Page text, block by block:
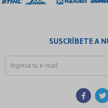
SUSCRÍBETE A
 